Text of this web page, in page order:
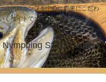
ユーロニンフを中心に釣果にこだわ
くサイトです！
Study Group